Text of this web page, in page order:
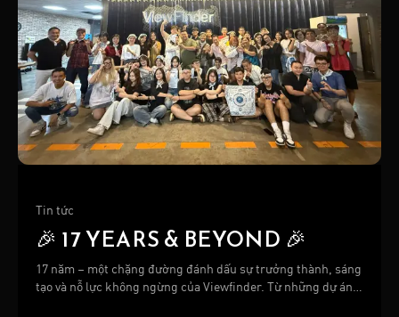
Tin tức
🎉 17 YEARS & BEYOND 🎉
17 năm – một chặng đường đánh dấu sự trưởng thành, sáng
tạo và nỗ lực không ngừng của Viewfinder. Từ những dự án